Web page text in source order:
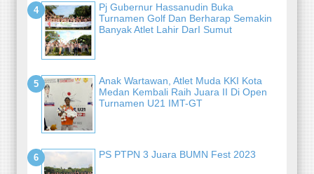
Pj Gubernur Hassanudin Buka
Turnamen Golf Dan Berharap Semakin
Banyak Atlet Lahir DarI Sumut
Anak Wartawan, Atlet Muda KKI Kota
Medan Kembali Raih Juara II Di Open
Turnamen U21 IMT-GT
PS PTPN 3 Juara BUMN Fest 2023